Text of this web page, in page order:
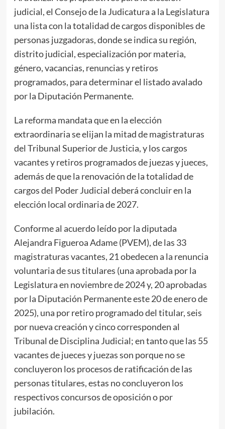
judicial, el Consejo de la Judicatura a la Legislatura
una lista con la totalidad de cargos disponibles de
personas juzgadoras, donde se indica su región,
distrito judicial, especialización por materia,
género, vacancias, renuncias y retiros
programados, para determinar el listado avalado
por la Diputación Permanente.
La reforma mandata que en la elección
extraordinaria se elijan la mitad de magistraturas
del Tribunal Superior de Justicia, y los cargos
vacantes y retiros programados de juezas y jueces,
además de que la renovación de la totalidad de
cargos del Poder Judicial deberá concluir en la
elección local ordinaria de 2027.
Conforme al acuerdo leído por la diputada
Alejandra Figueroa Adame (PVEM), de las 33
magistraturas vacantes, 21 obedecen a la renuncia
voluntaria de sus titulares (una aprobada por la
Legislatura en noviembre de 2024 y, 20 aprobadas
por la Diputación Permanente este 20 de enero de
2025), una por retiro programado del titular, seis
por nueva creación y cinco corresponden al
Tribunal de Disciplina Judicial; en tanto que las 55
vacantes de jueces y juezas son porque no se
concluyeron los procesos de ratificación de las
personas titulares, estas no concluyeron los
respectivos concursos de oposición o por
jubilación.